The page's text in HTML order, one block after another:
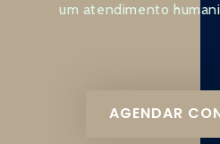
um atendimento
AGENDAR